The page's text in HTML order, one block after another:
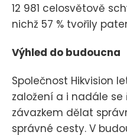
12 981 celosvětově
nichž 57 % tvořily
Výhled do budoucna
Společnost Hikvision
založení a i nadále
závazkem dělat
správné cesty. V